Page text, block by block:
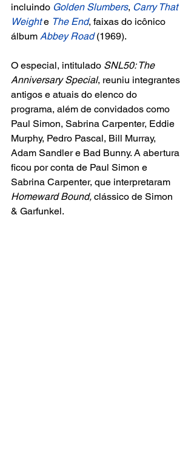
incluindo Golden Slumbers, Carry That
Weight e The End, faixas do icônico
álbum Abbey Road (1969).
O especial, intitulado SNL50: The
Anniversary Special, reuniu integrantes
antigos e atuais do elenco do
programa, além de convidados como
Paul Simon, Sabrina Carpenter, Eddie
Murphy, Pedro Pascal, Bill Murray,
Adam Sandler e Bad Bunny. A abertura
ficou por conta de Paul Simon e
Sabrina Carpenter, que interpretaram
Homeward Bound, clássico de Simon
& Garfunkel.